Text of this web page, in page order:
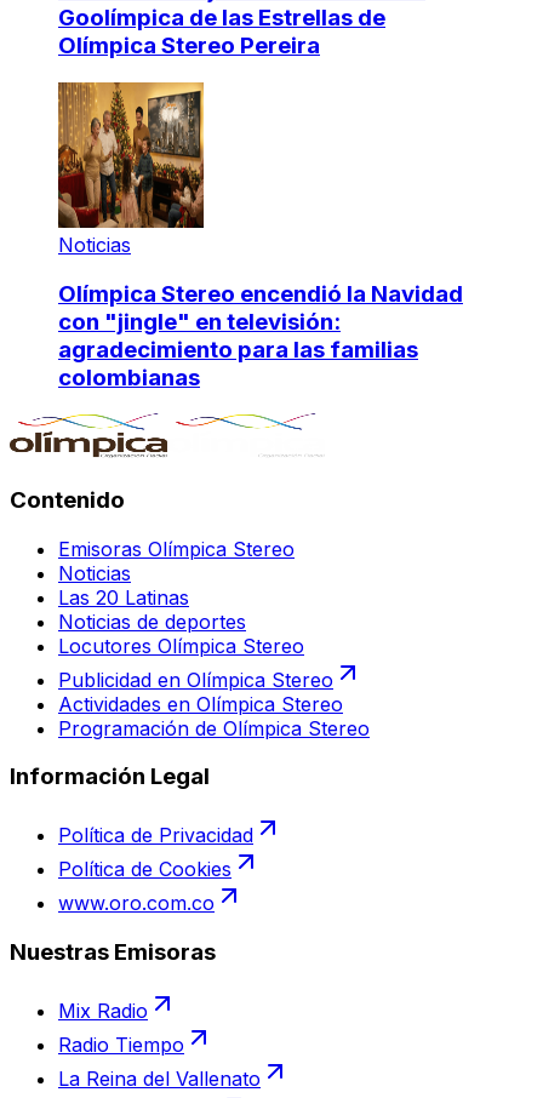
Goolímpica de las Estrellas de
Olímpica Stereo Pereira
Noticias
Olímpica Stereo encendió la Navidad
con "jingle" en televisión:
agradecimiento para las familias
colombianas
Contenido
Emisoras Olímpica Stereo
Noticias
Las 20 Latinas
Noticias de deportes
Locutores Olímpica Stereo
Publicidad en Olímpica Stereo
Actividades en Olímpica Stereo
Programación de Olímpica Stereo
Información Legal
Política de Privacidad
Política de Cookies
www.oro.com.co
Nuestras Emisoras
Mix Radio
Radio Tiempo
La Reina del Vallenato